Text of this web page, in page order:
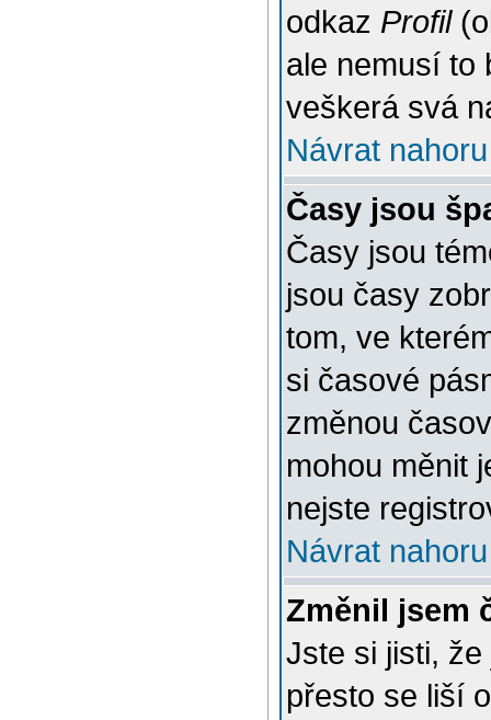
odkaz Profil
ale nemusí to
veškerá svá
Návrat nahoru
Časy jsou
Časy jsou
jsou časy
tom, ve
si časové
změnou
mohou měnit
nejste
Návrat nahoru
Změnil jsem
Jste si jisti,
přesto se liší